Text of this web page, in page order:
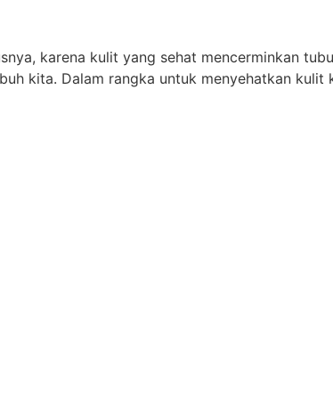
karena kulit yang sehat mencerminkan
kita. Dalam rangka untuk menyehatkan kulit